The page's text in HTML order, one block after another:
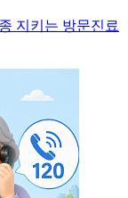
지키는 방문진료